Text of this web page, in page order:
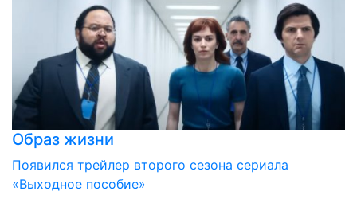
Образ жизни
Появился трейлер второго сезона сериала
«Выходное пособие»